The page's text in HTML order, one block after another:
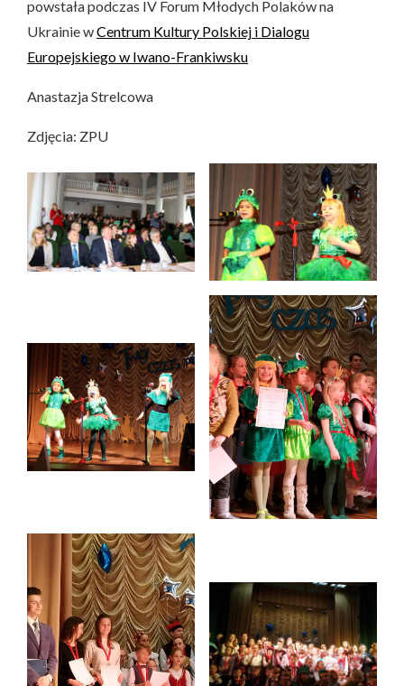
powstała podczas IV Forum Młodych Polaków na
Ukrainie wCentrum Kultury Polskiej i Dialogu
Europejskiego w Iwano-Frankiwsku
Anastazja Strelcowa
Zdjęcia: ZPU